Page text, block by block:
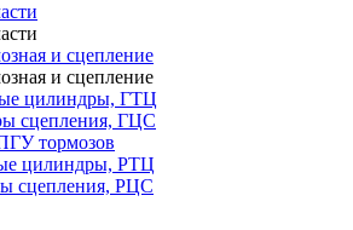
и сцепление
и сцепление
цилиндры, ГТЦ
сцепления, ГЦС
тормозов
цилиндры, РТЦ
сцепления, РЦС